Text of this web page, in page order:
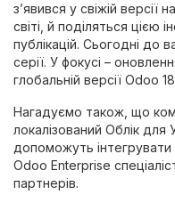
з’явився у свіжій версії
світі, й поділяться цією
публікацій. Сьогодні до
серії. У фокусі –
глобальній версії Odoo
Нагадуємо також, що
локалізований Облік для
допоможуть
Odoo Enterprise
партнерів.